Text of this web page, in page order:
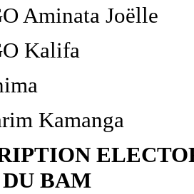
Aminata Joëlle
Kalifa
Kamanga
BAM